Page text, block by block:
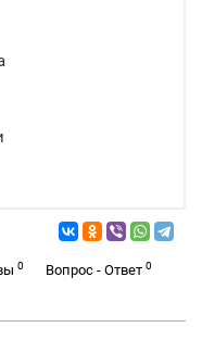
0 Вопрос - Ответ 0